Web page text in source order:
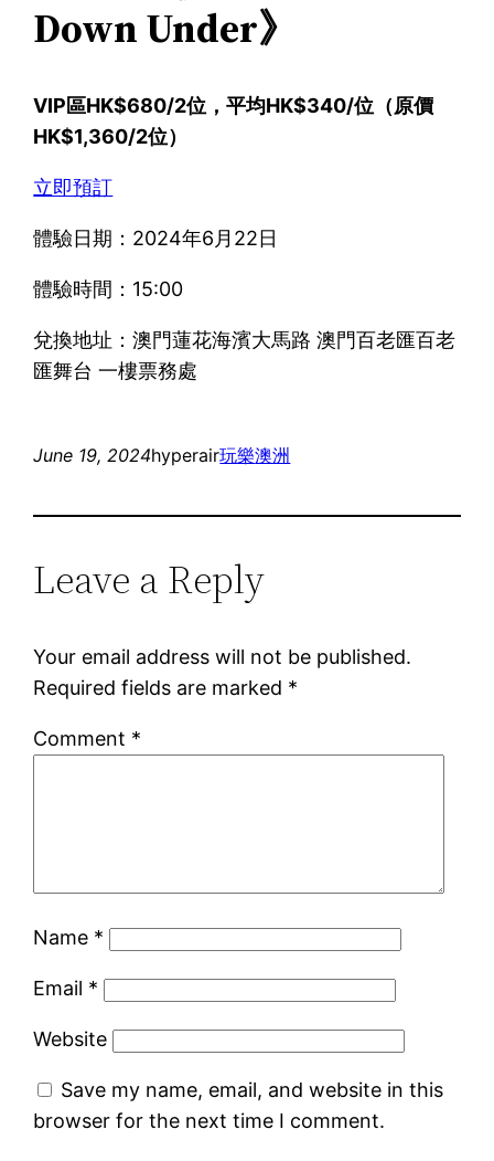
Down Under》
VIP區HK$680/2位，平均HK$340/位（原價
HK$1,360/2位）
立即預訂
體驗日期：2024年6月22日
體驗時間：15:00
兌換地址：澳門蓮花海濱大馬路 澳門百老匯百老
匯舞台 一樓票務處
June 19, 2024hyperair玩樂澳洲
Leave a Reply
Your email address will not be published.
Required fields are marked *
Comment *
Name *
Email *
Website
Save my name, email, and website in this
browser for the next time I comment.